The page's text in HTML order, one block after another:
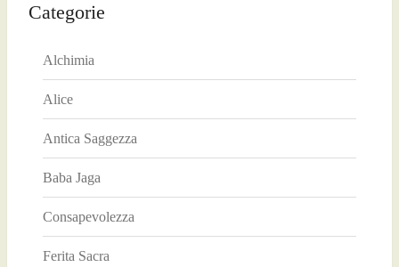
Categorie
Alchimia
Alice
Antica Saggezza
Baba Jaga
Consapevolezza
Ferita Sacra